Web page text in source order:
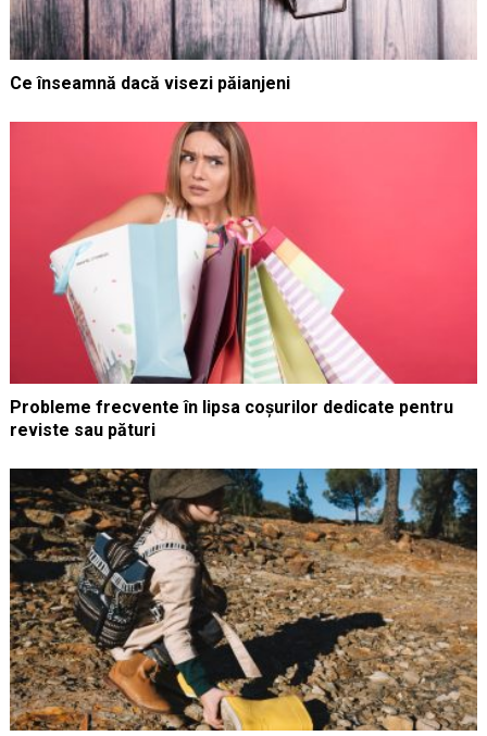
Ce înseamnă dacă visezi păianjeni
Probleme frecvente în lipsa coșurilor dedicate pentru
reviste sau pături